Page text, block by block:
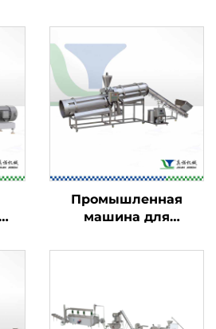
Промышленная
машина для
пищевых продуктов